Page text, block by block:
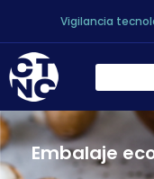
Vigilancia
Embalaje